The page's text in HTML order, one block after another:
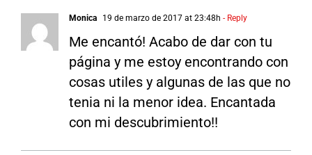
Monica 19 de marzo de 2017 at 23:48h - Reply
Me encantó! Acabo de dar con tu
página y me estoy encontrando con
cosas utiles y algunas de las que no
tenia ni la menor idea. Encantada
con mi descubrimiento!!